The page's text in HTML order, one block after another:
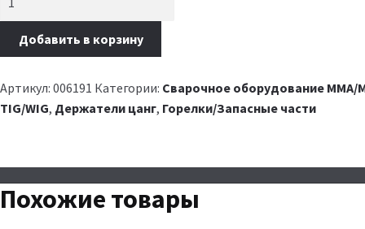
Добавить в корзину
Артикул: 006191 Категории: Сварочное оборудование MMA/
TIG/WIG, Держатели цанг, Горелки/Запасные части
Похожие товары